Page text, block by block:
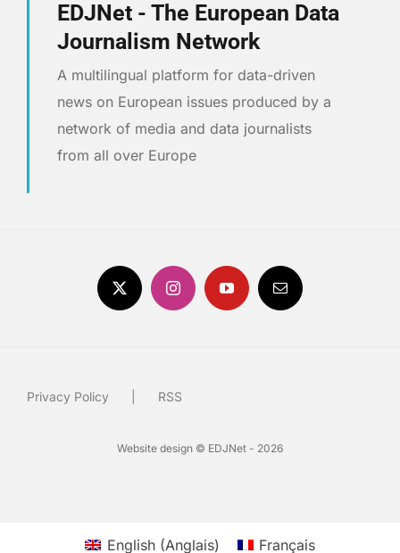
EDJNet - The European Data
Journalism Network
A multilingual platform for data-driven
news on European issues produced by a
network of media and data journalists
from all over Europe
Privacy Policy RSS
Website design © EDJNet - 2026
English(Anglais) Français